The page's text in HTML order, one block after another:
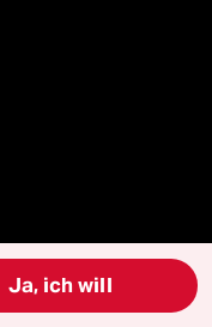
Ja, ich will